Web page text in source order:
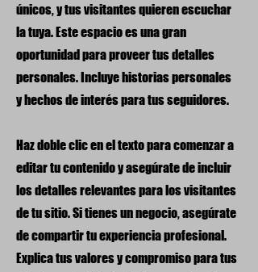
únicos, y tus visitantes quieren escuchar
la tuya. Este espacio es una gran
oportunidad para proveer tus detalles
personales. Incluye historias personales
y hechos de interés para tus seguidores.
Haz doble clic en el texto para comenzar a
editar tu contenido y asegúrate de incluir
los detalles relevantes para los visitantes
de tu sitio. Si tienes un negocio, asegúrate
de compartir tu experiencia profesional.
Explica tus valores y compromiso para tus